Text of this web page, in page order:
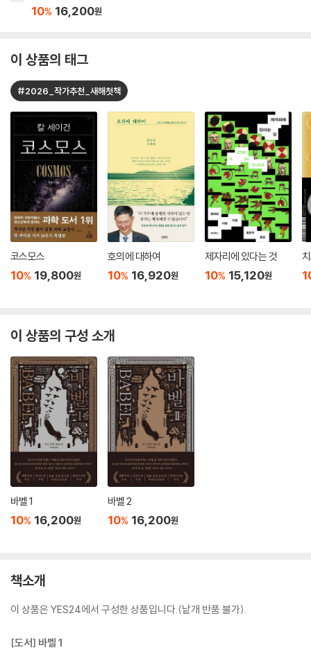
10% 16,200원
이 상품의 태그
#2026_작가추천_새해첫책
코스모스
10% 19,800원
호의에 대하여
10% 16,920원
제자리에 있다는 것
10% 15,120원
이 상품의 구성 소개
바벨 1
10% 16,200원
바벨 2
10% 16,200원
책소개
이 상품은 YES24에서 구성한 상품입니다.(낱개 반품 불가).
[도서] 바벨 1